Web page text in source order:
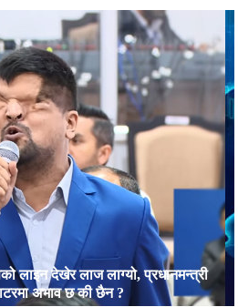
लाइन देखेर लाज लाग्यो, प्रधानमन्त्री
अभाव छ की छैन ?